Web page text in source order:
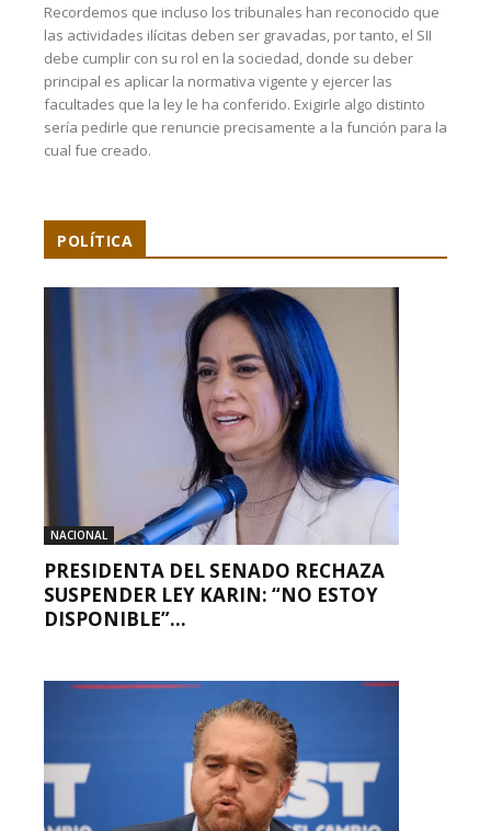
Recordemos que incluso los tribunales han reconocido que
las actividades ilícitas deben ser gravadas, por tanto, el SII
debe cumplir con su rol en la sociedad, donde su deber
principal es aplicar la normativa vigente y ejercer las
facultades que la ley le ha conferido. Exigirle algo distinto
sería pedirle que renuncie precisamente a la función para la
cual fue creado.
POLÍTICA
NACIONAL
PRESIDENTA DEL SENADO RECHAZA
SUSPENDER LEY KARIN: “NO ESTOY
DISPONIBLE”...